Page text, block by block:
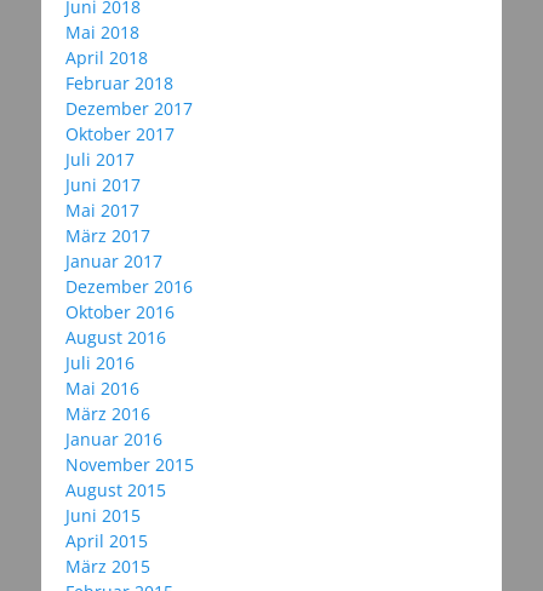
Juni 2018
Mai 2018
April 2018
Februar 2018
Dezember 2017
Oktober 2017
Juli 2017
Juni 2017
Mai 2017
März 2017
Januar 2017
Dezember 2016
Oktober 2016
August 2016
Juli 2016
Mai 2016
März 2016
Januar 2016
November 2015
August 2015
Juni 2015
April 2015
März 2015